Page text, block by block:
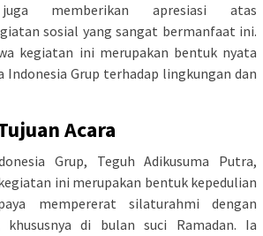
memberikan apresiasi atas
sosial yang sangat bermanfaat ini.
kegiatan ini merupakan bentuk nyata
Indonesia Grup terhadap lingkungan dan
Acara
Grup, Teguh Adikusuma Putra,
ini merupakan bentuk kepedulian
mempererat silaturahmi dengan
khususnya di bulan suci Ramadan. Ia